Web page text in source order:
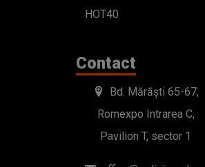
HOT40
Contact
Bd. Mărăști 65-67,
Romexpo Intrarea C,
Pavilion T, sector 1